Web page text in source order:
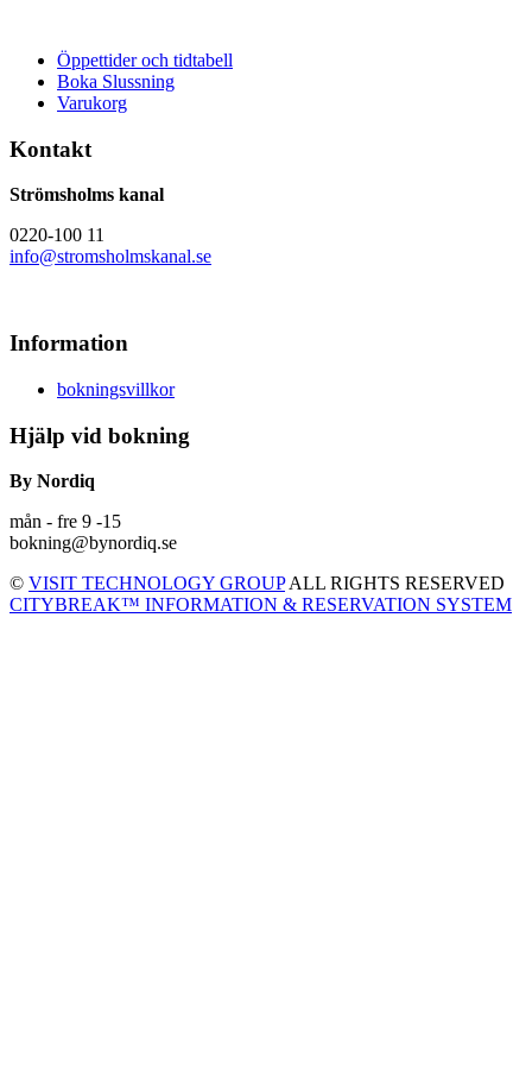
Öppettider och tidtabell
Boka Slussning
Varukorg
Kontakt
Strömsholms kanal
0220-100 11
info@stromsholmskanal.se
Information
bokningsvillkor
Hjälp vid bokning
By Nordiq
mån - fre 9 -15
bokning@bynordiq.se
© VISIT TECHNOLOGY GROUPALL RIGHTS RESERVED
CITYBREAK™ INFORMATION & RESERVATION SYSTEM